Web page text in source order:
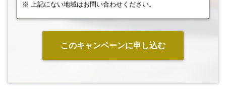
※ 上記にない地域はお問い合わせください。
このキャンペーンに申し込む